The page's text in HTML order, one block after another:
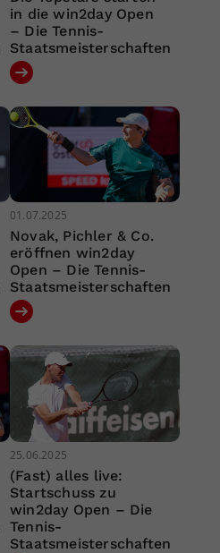
in die win2day Open
– Die Tennis-
Staatsmeisterschaften
01.07.2025
Novak, Pichler & Co.
eröffnen win2day
Open – Die Tennis-
Staatsmeisterschaften
25.06.2025
(Fast) alles live:
Startschuss zu
win2day Open – Die
Tennis-
Staatsmeisterschaften